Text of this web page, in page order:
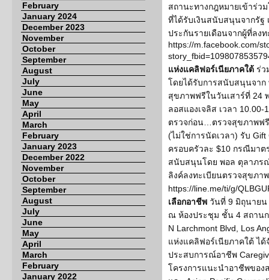
February
January 2024
December 2023
November
October
September
August
July
June
May
April
March
February
January 2023
December 2022
November
October
September
August
July
June
May
April
March
February
January 2022
สถานะทางกฎหมายเข้าร่ว
ที่ได้รับเงินสนับสนุนจากรัฐ
ประกันรายเดือนจากผู้ที่ลง
https://m.facebook.com/
แห่งแคลิฟอร์เนียภาคใต้ ร่ว
โดยได้รับการสนับสนุนจา
สุขภาพฟรีในวันเสาร์ที่ 24
ลอสแองเจลิส เวลา
ตรวจก่อน…ตรวจสุขภาพฟ
(ไม่ใช่การนัดเวลา) รับ
ครอบครัวละ $10 กรณีมา
สนับสนุนโดย พอล ตุลาภร
ลิงค์ลงทะเบียนตรวจสุขภา
https://line.me/ti/g/
เลือกอาชีพ วันที่ 9 มิถุนายน
ณ ห้องประชุม ชั้น 4 สถาน
N Larchmont Blvd, Los
แห่งแคลิฟอร์เนียภาคใต้ ไ
ประสบการณ์อาชีพ
โครงการแนะนำอาชีพขอ